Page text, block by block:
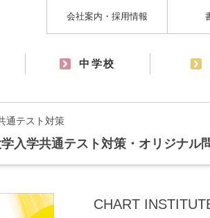
会社案内・採用情報
中学校
通テスト対策
入学共通テスト対策・オリジナル
CHART